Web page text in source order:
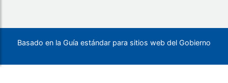
Basado en la Guía estándar para sitios web del Gobierno